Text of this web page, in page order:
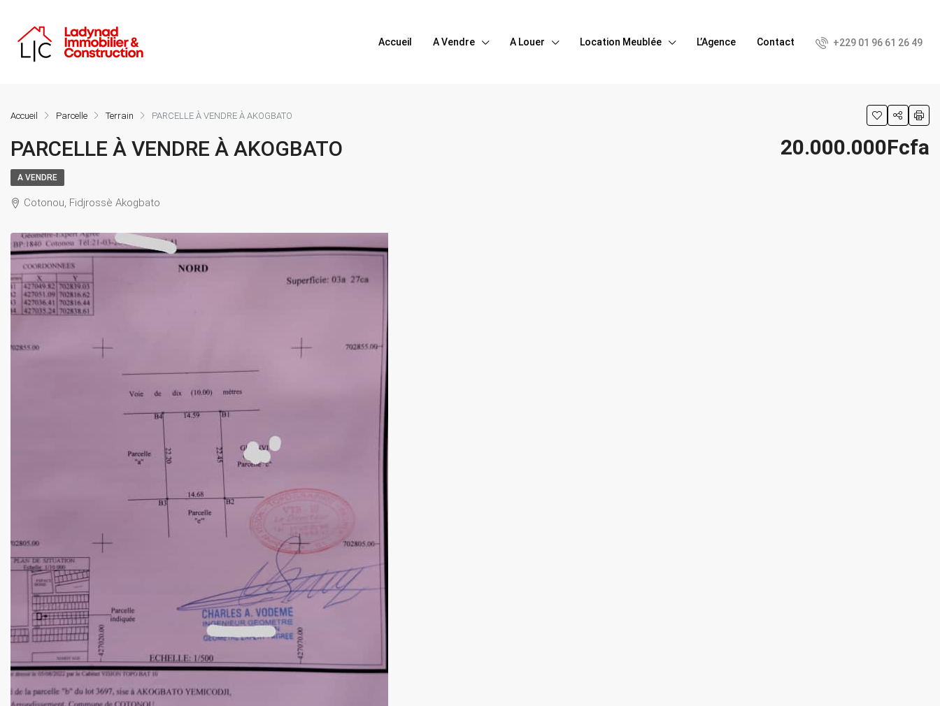
Accueil A Vendre A Louer Location Meublée L’Agence Contact +229 01 96 61 26 49
Accueil Parcelle Terrain PARCELLE À VENDRE À AKOGBATO
PARCELLE À VENDRE À AKOGBATO 20.000.000Fcfa
A VENDRE
Cotonou, Fidjrossè Akogbato